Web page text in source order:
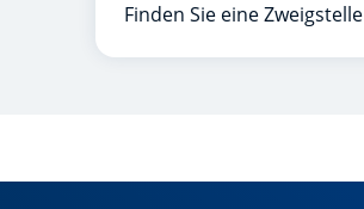
Finden Sie eine Zweigstelle